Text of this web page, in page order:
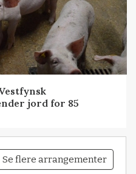
jord for 85
Se flere arrangementer